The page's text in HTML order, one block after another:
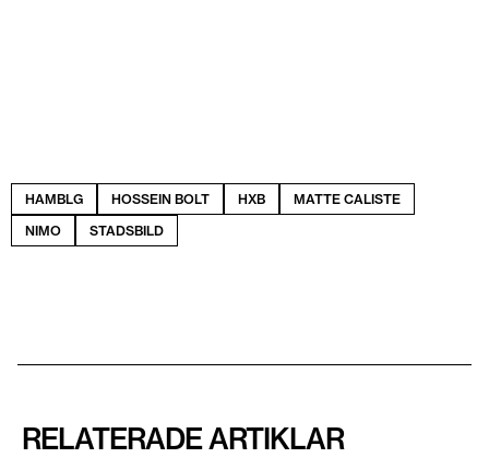
HAMBLG HOSSEIN BOLT HXB
MATTE CALISTE
NIMO
STADSBILD
RELATERADE ARTIKLAR